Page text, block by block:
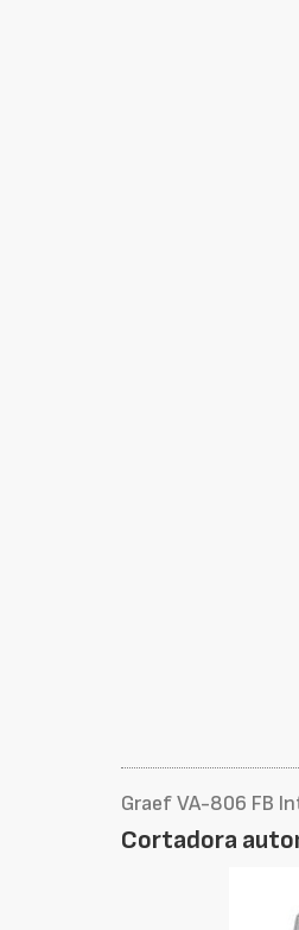
Graef VA-806 FB
Cortadora